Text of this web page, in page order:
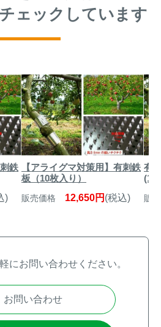
ェックしています
鉄
)
【アライグマ対策用】有刺鉄
板（10枚入り）
販売価格 12,650円 (税込)
有
(10
販
にお問い合わせください。
お問い合わせ